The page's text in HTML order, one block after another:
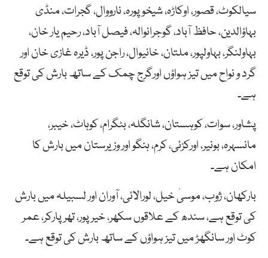
سیالکوٹ، قصور، اوکاڑہ، شیخوپورہ، نارووال، گجرات، منڈی
بہاؤالدین، حافظ آباد، گوجرانوالہ، فیصل آباد، رحیم یار خان،
بہاولنگر، بہاولپور، ملتان، خانیوال، راجن پور، ڈیرہ غازی خان اور
گرد و نواح میں تیز ہواؤں اورگرج چمک کے ساتھ بارش کی توقع
ہے۔
پشاور، سوات، کوہستان، شانگلہ، بٹگرام، کوہاٹ، خیبر،
مانسہرہ، بونیر، اورکزئی، کرم، ہنگو اور وزیرستان میں بارش کا
امکان ہے۔
بارکھان، ژوب، موسیٰ خیل، لورالائی، آوران اور لسبیلہ میں بارش
کی توقع ہے، سندھ کے علاقوں سکھر، خیر پور، تھرپارکر، عمر
کوٹ اور سانگھڑ میں تیز ہواؤں کے ساتھ بارش کی توقع ہے۔